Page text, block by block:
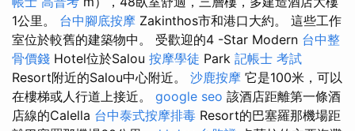
1公里。 台中腳底按摩 Zakinthos市和港口大約。 這些工作
室位於較舊的建築物中。 受歡迎的4 -Star Modern 台中整
骨價錢 Hotel位於Salou 按摩學徒 Park 記帳士 考試
Resort附近的Salou中心附近。 沙鹿按摩 它是100米，可以
在樓梯或人行道上接近。 google seo 該酒店距離第一條酒
店線的Calella 台中泰式按摩排毒 Resort的巴塞羅那機場距